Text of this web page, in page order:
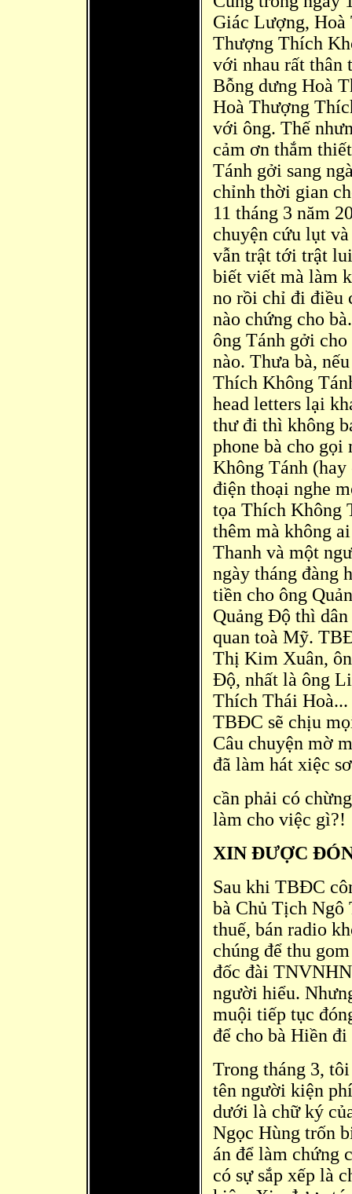
Giác Lượng,
Thượng Thích
với nhau rất thân
Bỗng dưng Hoà
Hoà Thượng
với ông. Thế
cảm ơn thắm
Tánh gởi sang
chỉnh thời gian
11 tháng 3 năm
chuyện cứu lụt
vẫn trật tới trật
biết viết mà làm
no rồi chỉ đi điều
nào chứng cho
ông Tánh gởi
nào. Thưa bà,
Thích Không
head letters lại
thư đi thì không
phone bà cho
Không Tánh
điện thoại nghe
tọa Thích Không
thêm mà không
Thanh và một
ngày tháng đàng
tiền cho ông
Quảng Độ thì
quan toà Mỹ.
Thị Kim Xuân,
Độ, nhất là ông
Thích Thái
TBĐC sẽ chịu
Câu chuyện mờ
đã làm hát xiệc
cần phải có
làm cho việc gì?!
XIN ĐƯỢC
Sau khi TBĐC
bà Chủ Tịch Ngô
thuế, bán radio
chúng để thu
đốc đài TNVNH
người hiểu.
muội tiếp tục
để cho bà Hiền
Trong tháng 3,
tên người kiện
dưới là chữ ký
Ngọc Hùng trốn
án để làm chứng
có sự sắp xếp là